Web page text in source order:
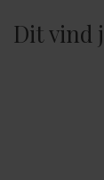
Dit vind